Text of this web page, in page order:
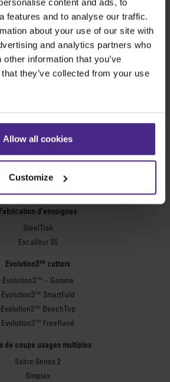
features and to analyse our traffic.
about your use of our site with
and analytics partners who
information that you’ve
they’ve collected from your use
Allow all cookies
Customize
machines de coupe au
monde
Fabrication d’enseignes
SteelTrak
Excalibur 3S
Evolution3™ cutters
Evolution3™ – Gamme
Evolution3™ SmartFold
Evolution3™ BenchTop
Evolution3™ FreeHand
de coupe usages multiples
Sabre Series 2
Simplex